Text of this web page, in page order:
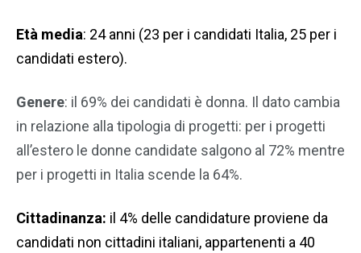
Età media: 24 anni (23 per i candidati Italia, 25 per i
candidati estero).
Genere: il 69% dei candidati è donna. Il dato cambia
in relazione alla tipologia di progetti: per i progetti
all’estero le donne candidate salgono al 72% mentre
per i progetti in Italia scende la 64%.
Cittadinanza: il 4% delle candidature proviene da
candidati non cittadini italiani, appartenenti a 40